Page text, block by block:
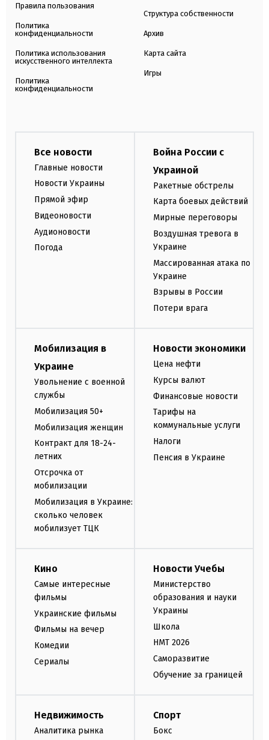
Правила пользования
Политика
конфиденциальности
Политика использования
искусственного интеллекта
Политика
конфиденциальности
Структура собственности
Архив
Карта сайта
Игры
Все новости
Главные новости
Новости Украины
Прямой эфир
Видеоновости
Аудионовости
Погода
Война России с
Украиной
Ракетные обстрелы
Карта боевых действий
Мирные переговоры
Воздушная тревога в
Украине
Массированная атака по
Украине
Взрывы в России
Потери врага
Мобилизация в
Украине
Увольнение с военной
службы
Мобилизация 50+
Мобилизация женщин
Контракт для 18-24-
летних
Отсрочка от
мобилизации
Мобилизация в Украине:
сколько человек
мобилизует ТЦК
Новости экономики
Цена нефти
Курсы валют
Финансовые новости
Тарифы на
коммунальные услуги
Налоги
Пенсия в Украине
Кино
Самые интересные
фильмы
Украинские фильмы
Фильмы на вечер
Комедии
Сериалы
Новости Учебы
Министерство
образования и науки
Украины
Школа
НМТ 2026
Саморазвитие
Обучение за границей
Недвижимость
Аналитика рынка
Спорт
Бокс